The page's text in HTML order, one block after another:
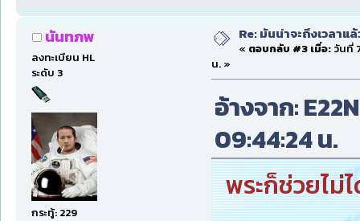
นันทภพ
ลงทะเบียน HL
ระดับ 3
กระทู้: 229
Re: มันน่าจะถึงเวลาแ
« ตอบกลับ #3 เมื่อ:วันที่
น. »
อ้างจาก:
09:44:24 น.
พระก็ช่วยไม่